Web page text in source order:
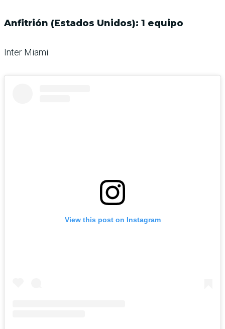
Anfitrión (Estados Unidos): 1 equipo
Inter Miami
View this post on Instagram